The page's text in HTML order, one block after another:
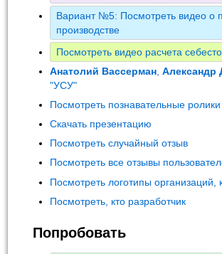
Вариант №5: Посмотреть видео о
производстве
Посмотреть видео расчета
Анатолий Вассерман Александр
"УСУ"
Посмотреть познавательные
Скачать презентацию
Посмотреть случайный отзыв
Посмотреть все отзывы
Посмотреть логотипы организаций,
Посмотреть, кто разработчик
Попробовать